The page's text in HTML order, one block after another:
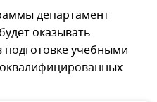
департамент
оказывать
учебными